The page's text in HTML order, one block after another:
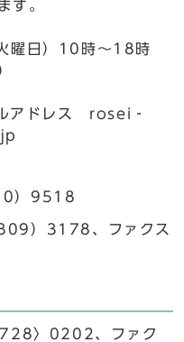
す。
曜日）10時～18時
アドレス rosei‐
）9518
）3178、ファクス
〉0202、ファク